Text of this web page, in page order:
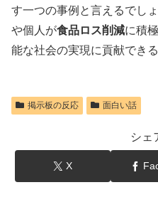
す一つの事例と言えるでし
や個人が食品ロス削減に積
能な社会の実現に貢献できる
掲示板の反応 面白い話
シェ
X